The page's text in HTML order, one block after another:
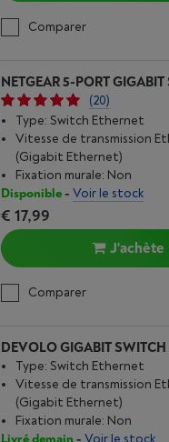
Comparer
NETGEAR 5-PORT
(20)
Type: Switch Ethernet
Vitesse de transmission
(Gigabit Ethernet)
Fixation murale: Non
Disponible- Voir le stock
€ 17,99
J'achète
Comparer
DEVOLO GIGABIT SWITCH
Type: Switch Ethernet
Vitesse de transmission
(Gigabit Ethernet)
Fixation murale: Non
Livré demain - Voir le stock